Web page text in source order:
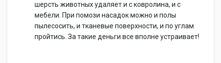
шерсть животных удаляет и с ковролина, и с
мебели. При помози насадок можно и полы
пылесосить, и тканевые поверхности, и по углам
пройтись. За такие деньги все вполне устраивает!